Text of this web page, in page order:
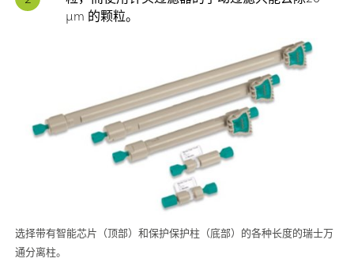
选择带有智能芯片（顶部）和保护保护柱（底部）的各种长度的瑞士万
通分离柱。
μm 的颗粒。